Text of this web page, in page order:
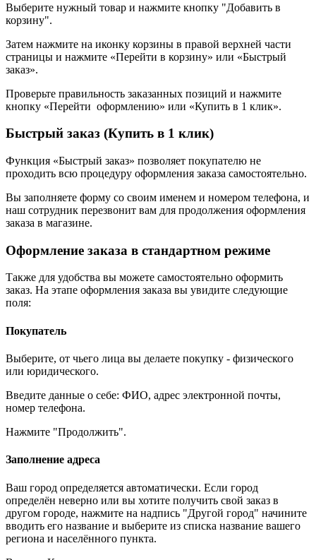
Выберите нужный товар и нажмите кнопку "Добавить в
корзину".
Затем нажмите на иконку корзины в правой верхней части
страницы и нажмите «Перейти в корзину» или «Быстрый
заказ».
Проверьте правильность заказанных позиций и нажмите
кнопку «Перейти оформлению» или «Купить в 1 клик».
Быстрый заказ (Купить в 1 клик)
Функция «Быстрый заказ» позволяет покупателю не
проходить всю процедуру оформления заказа самостоятельно.
Вы заполняете форму со своим именем и номером телефона, и
наш сотрудник перезвонит вам для продолжения оформления
заказа в магазине.
Оформление заказа в стандартном режиме
Также для удобства вы можете самостоятельно оформить
заказ. На этапе оформления заказа вы увидите следующие
поля:
Покупатель
Выберите, от чьего лица вы делаете покупку - физического
или юридического.
Введите данные о себе: ФИО, адрес электронной почты,
номер телефона.
Нажмите "Продолжить".
Заполнение адреса
Ваш город определяется автоматически. Если город
определён неверно или вы хотите получить свой заказ в
другом городе, нажмите на надпись "Другой город" начините
вводить его название и выберите из списка название вашего
региона и населённого пункта.